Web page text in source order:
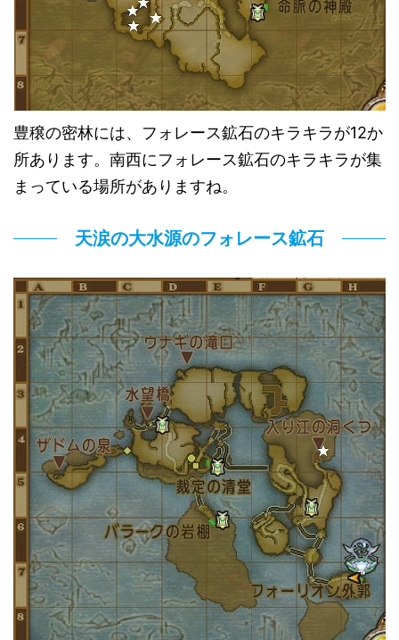
豊穣の密林には、フォレース鉱石のキラキラが12か
所あります。南西にフォレース鉱石のキラキラが集
まっている場所がありますね。
天涙の大水源のフォレース鉱石